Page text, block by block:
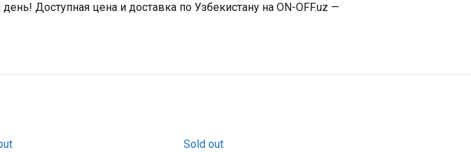
Доступная цена и доставка по Узбекистану на ON-OFF.uz —
Sold out